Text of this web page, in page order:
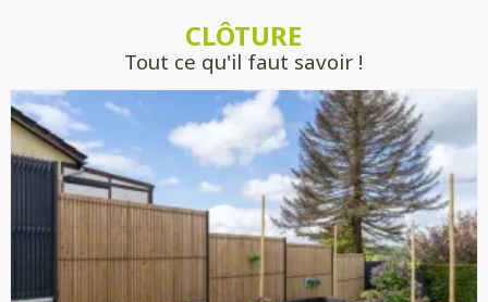
engagement.CLÔTURE
Tout ce qu'il faut savoir !